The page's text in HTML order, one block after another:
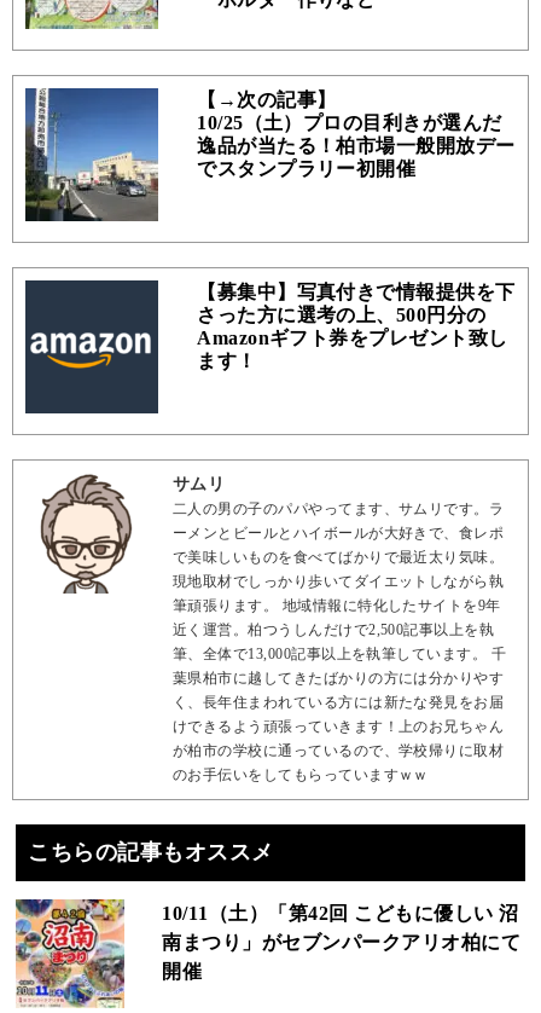
【→次の記事】
10/25（土）プロの目利きが選んだ
逸品が当たる！柏市場一般開放デー
でスタンプラリー初開催
【募集中】写真付きで情報提供を下
さった方に選考の上、500円分の
Amazonギフト券をプレゼント致し
ます！
サムリ
二人の男の子のパパやってます、サムリです。ラ
ーメンとビールとハイボールが大好きで、食レポ
で美味しいものを食べてばかりで最近太り気味。
現地取材でしっかり歩いてダイエットしながら執
筆頑張ります。 地域情報に特化したサイトを9年
近く運営。柏つうしんだけで2,500記事以上を執
筆、全体で13,000記事以上を執筆しています。 千
葉県柏市に越してきたばかりの方には分かりやす
く、長年住まわれている方には新たな発見をお届
けできるよう頑張っていきます！上のお兄ちゃん
が柏市の学校に通っているので、学校帰りに取材
のお手伝いをしてもらっていますｗｗ
こちらの記事もオススメ
10/11（土）「第42回 こどもに優しい 沼
南まつり」がセブンパークアリオ柏にて
開催